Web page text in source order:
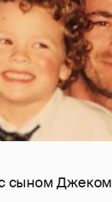
сыном Джеком